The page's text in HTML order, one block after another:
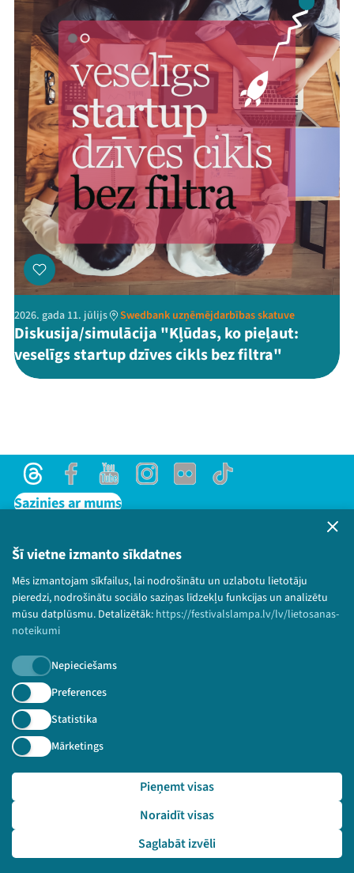
Šī vietne izmanto sīkdatnes
Mēs izmantojam sīkfailus, lai nodrošinātu un uzlabotu lietotāju
pieredzi, nodrošinātu sociālo saziņas līdzekļu funkcijas un analizētu
mūsu datplūsmu. Detalizētāk: https://festivalslampa.lv/lv/lietosanas-
noteikumi
Nepieciešams
Preferences
Statistika
Mārketings
Saglabāt izvēli
Noraidīt visas
Pieņemt visas
2026. gada 11. jūlijs Swedbank uzņēmējdarbības skatuve
Diskusija/simulācija "Kļūdas, ko pieļaut:
veselīgs startup dzīves cikls bez filtra"
ThreadsFacebookYoutubeInstagram
Flick TikTok
Sazinies ar mums
Lietošanas noteikumi un sīkdatņu politika
Bērnu aizsardzības politika
© 2026 Sarunu festivāls LAMPA Visas tiesības
paturētas.
Piesakies jaunumiem!
Nepalaid garām aktuālāko informāciju!
Pieteikties